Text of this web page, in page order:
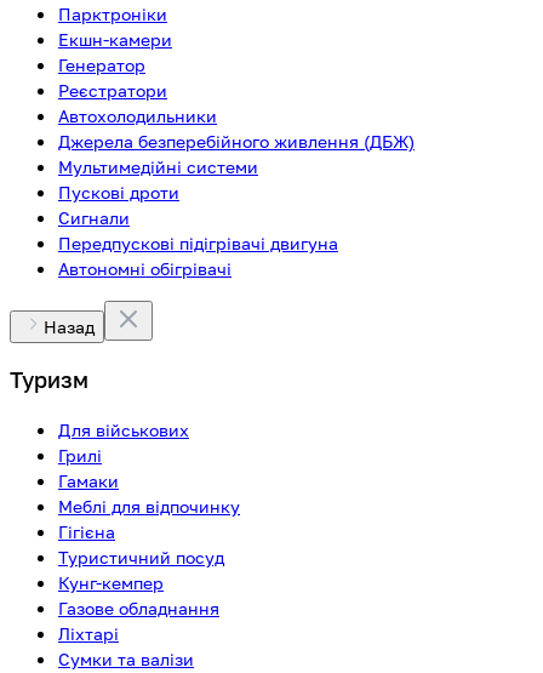
Парктроніки
Екшн-камери
Генератор
Реєстратори
Автохолодильники
Джерела безперебійного живлення (ДБЖ)
Мультимедійні системи
Пускові дроти
Сигнали
Передпускові підігрівачі двигуна
Автономні обігрівачі
Назад
Туризм
Для військових
Грилі
Гамаки
Меблі для відпочинку
Гігієна
Туристичний посуд
Кунг-кемпер
Газове обладнання
Ліхтарі
Сумки та валізи